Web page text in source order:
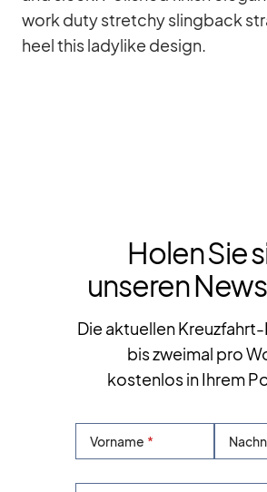
work duty stret­chy sling­back
heel this la­dy­like de­sign.
Holen Sie
unseren
Die aktuellen
bis zweimal pro
kostenlos in Ihrem
Vorname